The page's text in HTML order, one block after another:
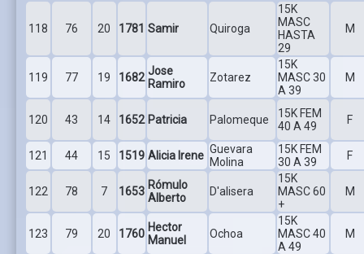
118 76 20 1781 Samir Quiroga
15K
MASC
HASTA
29
M
119 77 19 1682 Jose
Ramiro
Zotarez
15K
MASC 30
A 39
M
120 43 14 1652 Patricia Palomeque
15K FEM
40 A 49
F
121 44 15 1519 Alicia Irene Guevara
Molina
15K FEM
30 A 39
F
122 78 7 1653 Rómulo
Alberto
D'alisera
15K
MASC 60
+
M
123 79 20 1760 Hector
Manuel
Ochoa
15K
MASC 40
A 49
M